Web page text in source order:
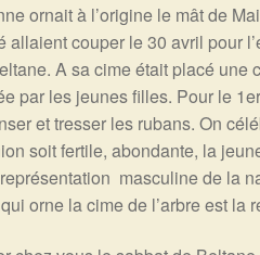
ornait à l’origine le mât de
allaient couper le 30 avril pour
A sa cime était placé
par les jeunes filles. Pour le
et tresser les rubans. On
soit fertile, abondante, la
masculine de la
orne la cime de l’arbre est la